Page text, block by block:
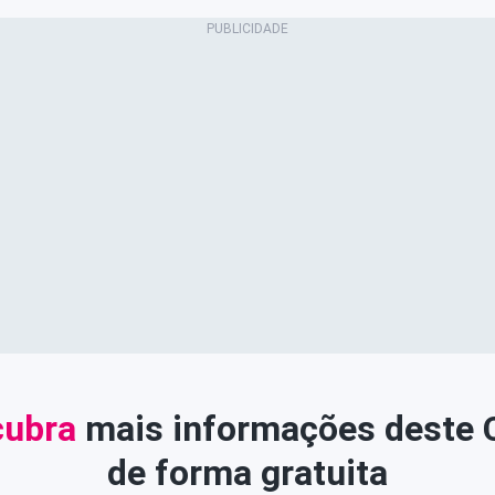
mais informações deste
de forma gratuita